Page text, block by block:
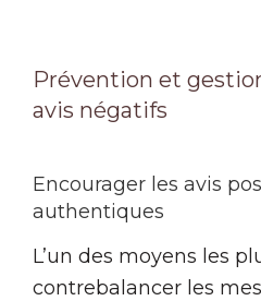
Prévention et
avis négatifs
Encourager les avis
authentiques
L’un des moyens les
contrebalancer les